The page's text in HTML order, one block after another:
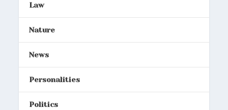
Law
Nature
News
Personalities
Politics